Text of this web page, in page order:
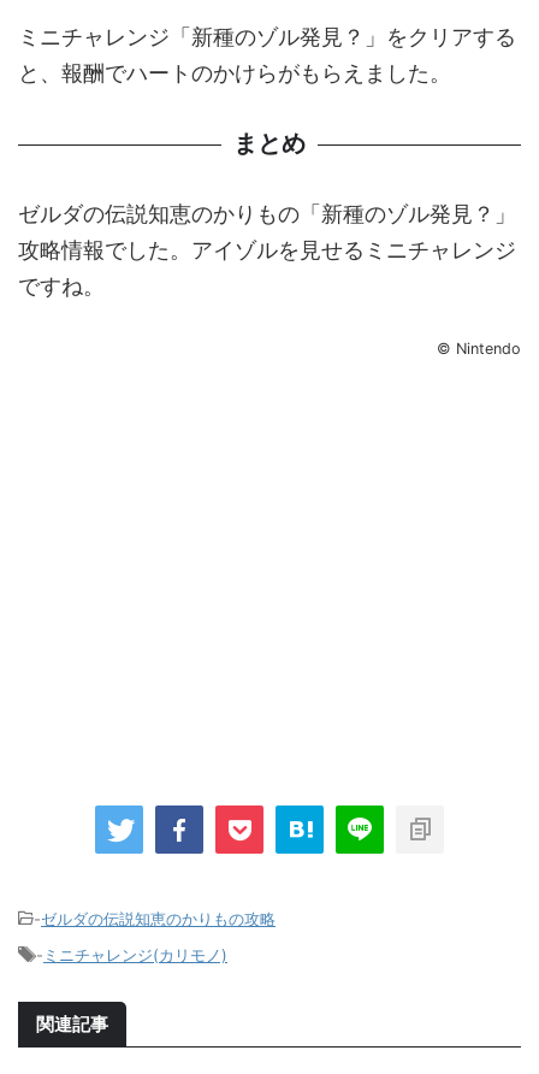
ミニチャレンジ「新種のゾル発見？」をクリアする
と、報酬でハートのかけらがもらえました。
まとめ
ゼルダの伝説知恵のかりもの「新種のゾル発見？」
攻略情報でした。アイゾルを見せるミニチャレンジ
ですね。
© Nintendo
-ゼルダの伝説知恵のかりもの攻略
- ミニチャレンジ(カリモノ)
関連記事